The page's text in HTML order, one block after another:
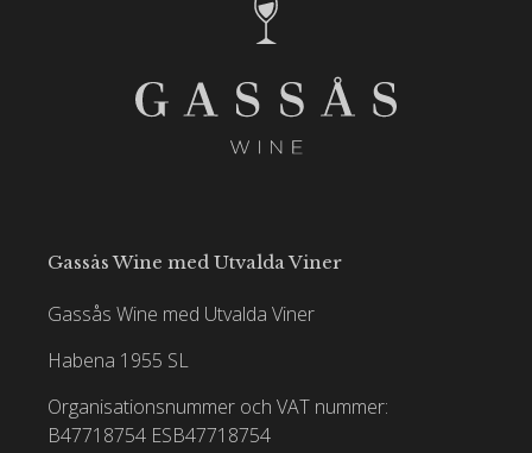
Gassås Wine med Utvalda Viner
Gassås Wine med Utvalda Viner
Habena 1955 SL
Organisationsnummer och VAT nummer:
B47718754 ESB47718754